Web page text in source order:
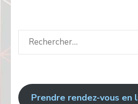
Rechercher
:
Prendre rendez-vous en